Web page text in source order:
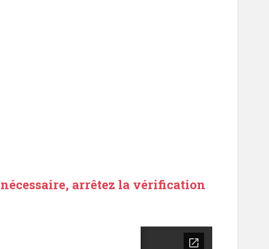
arrêtez la vérification